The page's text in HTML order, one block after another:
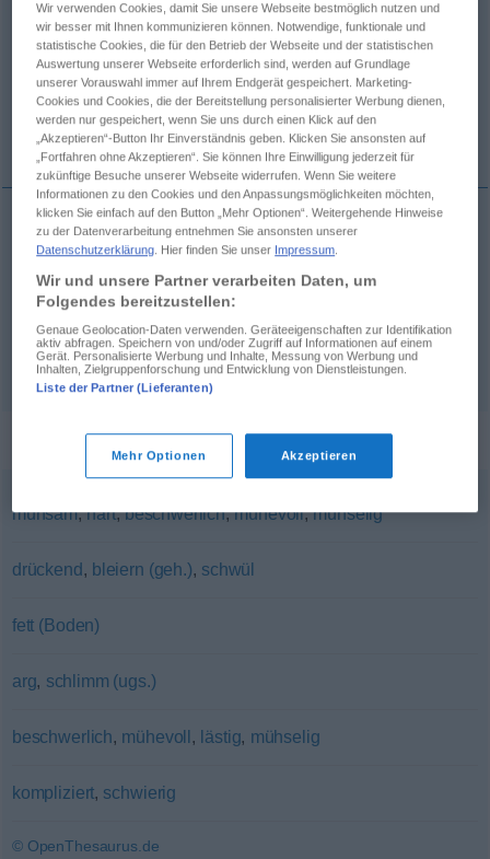
schwer
Übersicht aller Übersetzungen
(Für mehr Details die Übersetzung anklicken/antippen)
gravis, -e difficilis, -e
gravis, -e schwer im Gewicht
difficilis, -e schwer schwierig
Synonyme für "schwer"
mühsam,hart,beschwerlich,mühevoll,mühselig
drückend , bleiern (geh.), schwül
fett (Boden)
arg, schlimm (ugs.)
beschwerlich, mühevoll , lästig, mühselig
kompliziert, schwierig
© OpenThesaurus.de
Wir verwenden Cookies, damit Sie unsere Webseite bestmöglich nutzen und
wir besser mit Ihnen kommunizieren können. Notwendige, funktionale und
statistische Cookies, die für den Betrieb der Webseite und der statistischen
Auswertung unserer Webseite erforderlich sind, werden auf Grundlage
unserer Vorauswahl immer auf Ihrem Endgerät gespeichert. Marketing-
Cookies und Cookies, die der Bereitstellung personalisierter Werbung dienen,
werden nur gespeichert, wenn Sie uns durch einen Klick auf den
„Akzeptieren“-Button Ihr Einverständnis geben. Klicken Sie ansonsten auf
„Fortfahren ohne Akzeptieren“. Sie können Ihre Einwilligung jederzeit für
zukünftige Besuche unserer Webseite widerrufen. Wenn Sie weitere
Informationen zu den Cookies und den Anpassungsmöglichkeiten möchten,
klicken Sie einfach auf den Button „Mehr Optionen“. Weitergehende Hinweise
zu der Datenverarbeitung entnehmen Sie ansonsten unserer
Datenschutzerklärung . Hier finden Sie unser Impressum
Wir und unsere Partner verarbeiten Daten, um
Folgendes bereitzustellen:
Genaue Geolocation-Daten verwenden. Geräteeigenschaften zur Identifikation
aktiv abfragen. Speichern von und/oder Zugriff auf Informationen auf einem
Gerät. Personalisierte Werbung und Inhalte, Messung von Werbung und
Inhalten, Zielgruppenforschung und Entwicklung von Dienstleistungen.
Liste der Partner (Lieferanten)
Mehr Optionen Akzeptieren